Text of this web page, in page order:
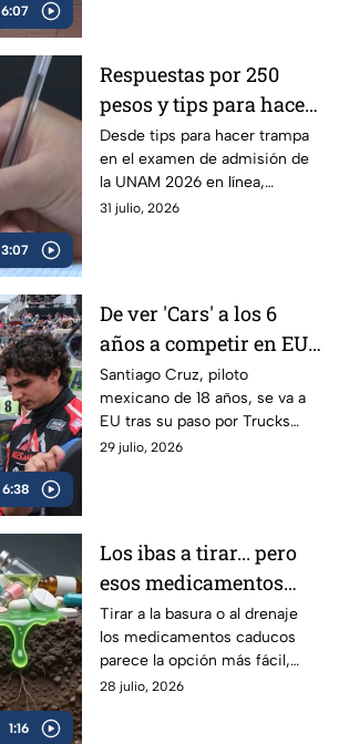
6:07
3:07
Respuestas por 250
pesos y tips para hacer
trampa en el examen
de admisión de la
UNAM 2026
Desde tips para hacer trampa
en el examen de admisión de
la UNAM 2026 en línea,
filtración de preguntas y hasta
31 julio, 2026
6:38
De ver 'Cars' a los 6
años a competir en EU:
Santiago Cruz, el piloto
de 18 años que va tras
la NASCAR
Santiago Cruz, piloto
mexicano de 18 años, se va a
EU tras su paso por Trucks
México Series para acercarse a
29 julio, 2026
1:16
Los ibas a tirar... pero
esos medicamentos
caducos pueden hacer
más daño del que
imaginas
Tirar a la basura o al drenaje
los medicamentos caducos
parece la opción más fácil,
pero hacerlo puede
28 julio, 2026